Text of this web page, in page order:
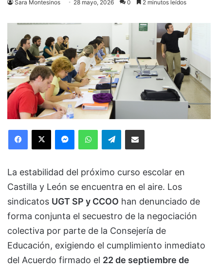
Sara Montesinos 28 mayo, 2026 0 2 minutos leídos
Facebook
X MessengerWhatsAppTelegramCompartir via Email
La estabilidad del próximo curso escolar en
Castilla y León se encuentra en el aire. Los
sindicatos UGT SP y CCOO han denunciado de
forma conjunta el secuestro de la negociación
colectiva por parte de la Consejería de
Educación, exigiendo el cumplimiento inmediato
del Acuerdo firmado el 22 de septiembre de